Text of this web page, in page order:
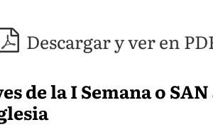
Descargar y ver en
de la I Semana o